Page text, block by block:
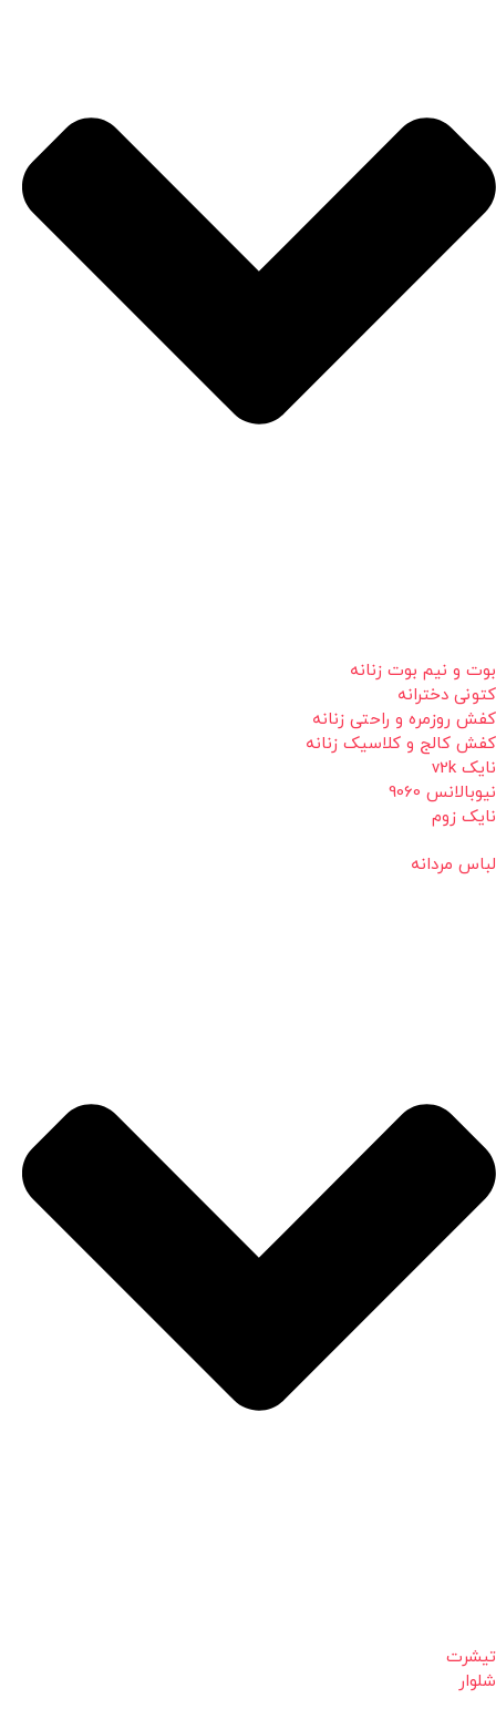
بوت و نیم بوت زنانه
کتونی دخترانه
کفش روزمره و راحتی زنانه
کفش کالج و کلاسیک زنانه
نایک v2k
نیوبالانس 9060
نایک زوم
لباس مردانه
تیشرت
شلوار